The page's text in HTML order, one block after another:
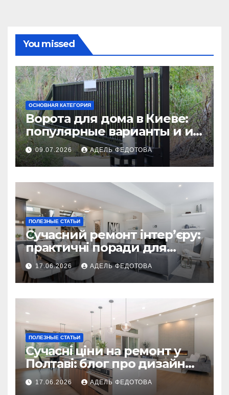
You missed
ОСНОВНАЯ КАТЕГОРИЯ
Ворота для дома в Киеве:
популярные варианты и их
особенности
09.07.2026 АДЕЛЬ ФЕДОТОВА
ПОЛЕЗНЫЕ СТАТЬИ
Сучасний ремонт інтер’єру:
практичні поради для
українських власників
17.06.2026 АДЕЛЬ ФЕДОТОВА
ПОЛЕЗНЫЕ СТАТЬИ
Сучасні ціни на ремонт у
Полтаві: блог про дизайн
інтер\’єру
17.06.2026 АДЕЛЬ ФЕДОТОВА